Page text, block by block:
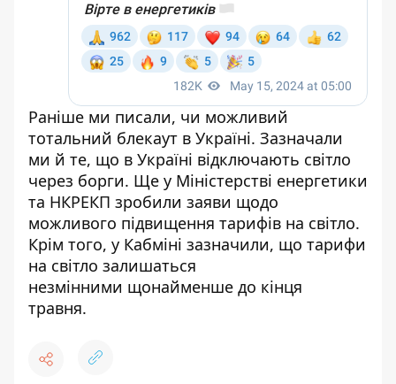
Раніше ми писали, чи можливий
тотальний блекаут в Україні. Зазначали
ми й те, що в Україні відключають світло
через борги. Ще у Міністерстві енергетики
та НКРЕКП зробили заяви щодо
можливого підвищення тарифів на світло.
Крім того, у Кабміні зазначили, що тарифи
на світло залишаться
незмінними щонайменше до кінця
травня.